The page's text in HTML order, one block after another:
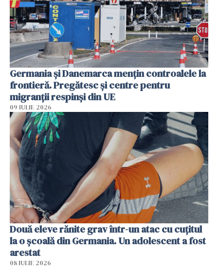
Germania și Danemarca mențin controalele la
frontieră. Pregătesc și centre pentru
migranții respinși din UE
09 IULIE 2026
Două eleve rănite grav într-un atac cu cuțitul
la o școală din Germania. Un adolescent a fost
arestat
08 IULIE 2026